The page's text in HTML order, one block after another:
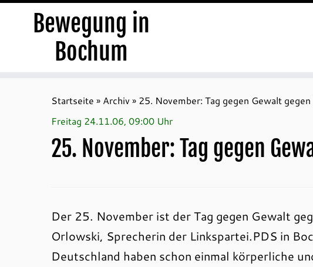
Bewegung in
Bochum
Startseite » Archiv » 25. November: Tag gegen Gewalt gegen
Freitag 24.11.06, 09:00 Uhr
25. November: Tag gegen
Der 25. November ist der Tag gegen Gewalt
Orlowski, Sprecherin der Linkspartei.PDS in
Deutschland haben schon einmal körperliche